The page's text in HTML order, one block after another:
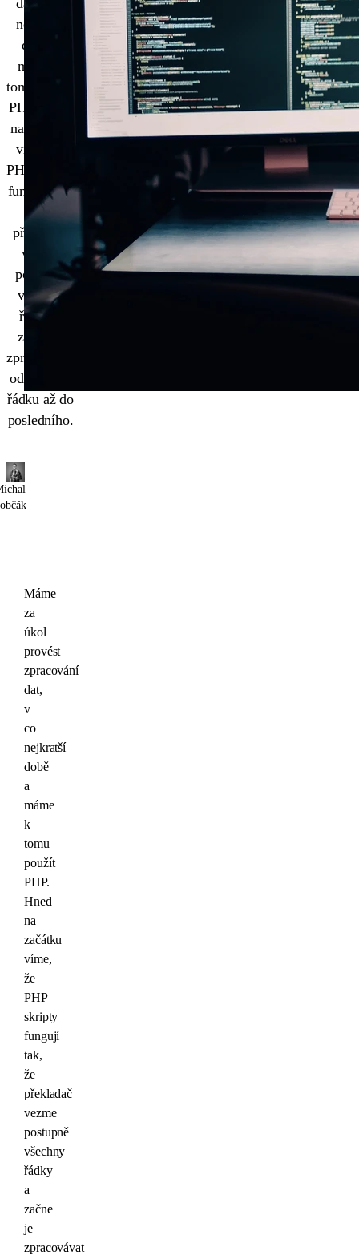
dat, v co
nejkratší
době a
máme k
tomu použít
PHP. Hned
na začátku
víme, že
PHP skripty
fungují tak,
že
překladač
vezme
postupně
všechny
řádky a
začne je
zpracovávat
od prvního
řádku až do
posledního.
Máme
za
úkol
provést
zpracování
dat,
v
co
nejkratší
době
a
máme
k
tomu
použít
PHP.
Hned
na
začátku
víme,
že
PHP
skripty
fungují
tak,
že
překladač
vezme
postupně
všechny
řádky
a
začne
je
zpracovávat